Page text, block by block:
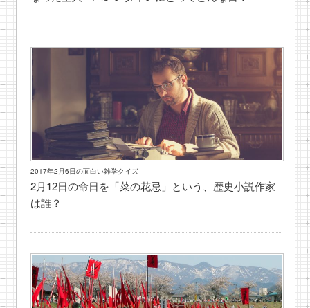
2017年2月6日の面白い雑学クイズ
2月12日の命日を「菜の花忌」という、歴史小説作家
は誰？